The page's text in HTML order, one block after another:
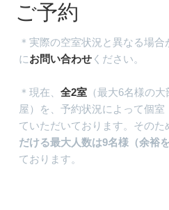
ご予約
＊実際の空室状況と異なる場
にお問い合わせ ください。
＊現在、全2室 （最大6名様の
屋）を、予約状況によって個
ていただいております。そのた
だける最大人数は9名様（余裕
ております。